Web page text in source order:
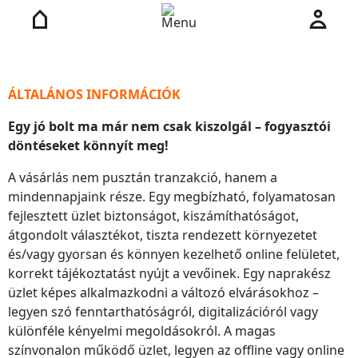
ÁLTALÁNOS INFORMÁCIÓK
Egy jó bolt ma már nem csak kiszolgál – fogyasztói
döntéseket könnyít meg!
A vásárlás nem pusztán tranzakció, hanem a
mindennapjaink része. Egy megbízható, folyamatosan
fejlesztett üzlet biztonságot, kiszámíthatóságot,
átgondolt választékot, tiszta rendezett környezetet
és/vagy gyorsan és könnyen kezelhető online felületet,
korrekt tájékoztatást nyújt a vevőinek. Egy naprakész
üzlet képes alkalmazkodni a változó elvárásokhoz –
legyen szó fenntarthatóságról, digitalizációról vagy
különféle kényelmi megoldásokról. A magas
színvonalon működő üzlet, legyen az offline vagy online